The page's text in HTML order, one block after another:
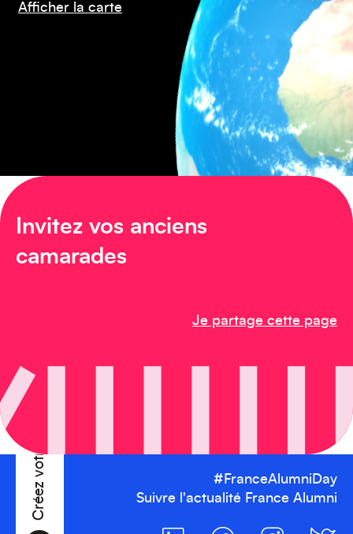
Afficher la carte
Invitez vos anciens
camarades
Je partage cette page
Créez votre événement
Afrique
#FranceAlumniDay
Suivre l'actualité France Alumni